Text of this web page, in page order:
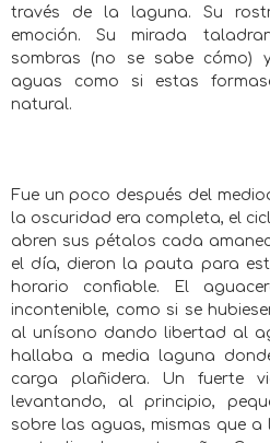
través de la laguna. Su
emoción. Su mirada
sombras (no se sabe cómo)
aguas como si estas
natural.
Fue un poco después del
la oscuridad era completa, el
abren sus pétalos cada
el día, dieron la pauta para
horario confiable. El
incontenible, como si se
al unísono dando libertad al
hallaba a media laguna
carga plañidera. Un fuerte
levantando, al principio,
sobre las aguas, mismas que